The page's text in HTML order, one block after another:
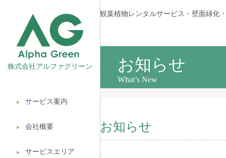
株式会社アルファグリーン
▶︎ サービス案内
▶︎ 会社概要
▶︎ サービスエリア
観葉植物レンタル
壁面緑化
ギフト販売
観葉植物レンタルサービス・壁面緑化
お知らせ
What’s New
お知らせ